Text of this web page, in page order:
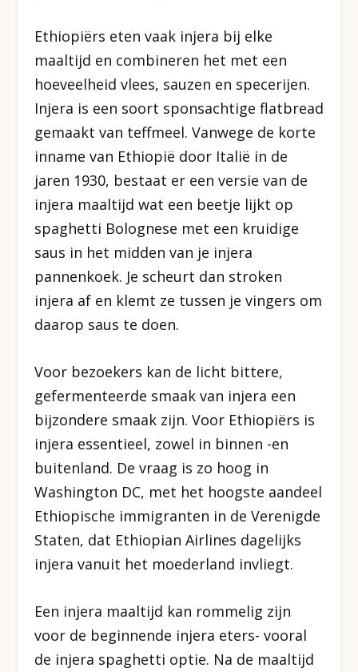
Ethiopiërs eten vaak injera bij elke
maaltijd en combineren het met een
hoeveelheid vlees, sauzen en specerijen.
Injera is een soort sponsachtige flatbread
gemaakt van teffmeel. Vanwege de korte
inname van Ethiopië door Italië in de
jaren 1930, bestaat er een versie van de
injera maaltijd wat een beetje lijkt op
spaghetti Bolognese met een kruidige
saus in het midden van je injera
pannenkoek. Je scheurt dan stroken
injera af en klemt ze tussen je vingers om
daarop saus te doen.
Voor bezoekers kan de licht bittere,
gefermenteerde smaak van injera een
bijzondere smaak zijn. Voor Ethiopiërs is
injera essentieel, zowel in binnen -en
buitenland. De vraag is zo hoog in
Washington DC, met het hoogste aandeel
Ethiopische immigranten in de Verenigde
Staten, dat Ethiopian Airlines dagelijks
injera vanuit het moederland invliegt.
Een injera maaltijd kan rommelig zijn
voor de beginnende injera eters- vooral
de injera spaghetti optie. Na de maaltijd